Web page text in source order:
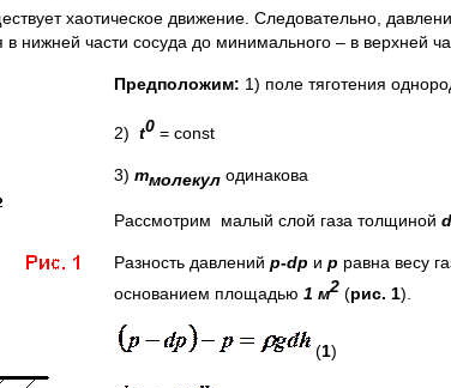
хаотическое движение. Следовательно,
нижней части сосуда до минимального – в верхней
Предположим: 1) поле тяготения
2) t0 = const
3) mмолекул одинакова
Рассмотрим малый слой газа толщиной d
Разность давлений p-dp и p равна весу
основанием площадью 1 м2 (рис. 1).
(1)